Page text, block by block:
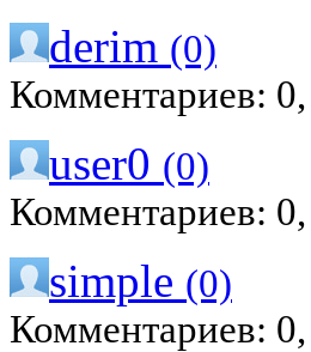
derim (0)
Комментариев:
user0 (0)
Комментариев:
simple (0)
Комментариев: